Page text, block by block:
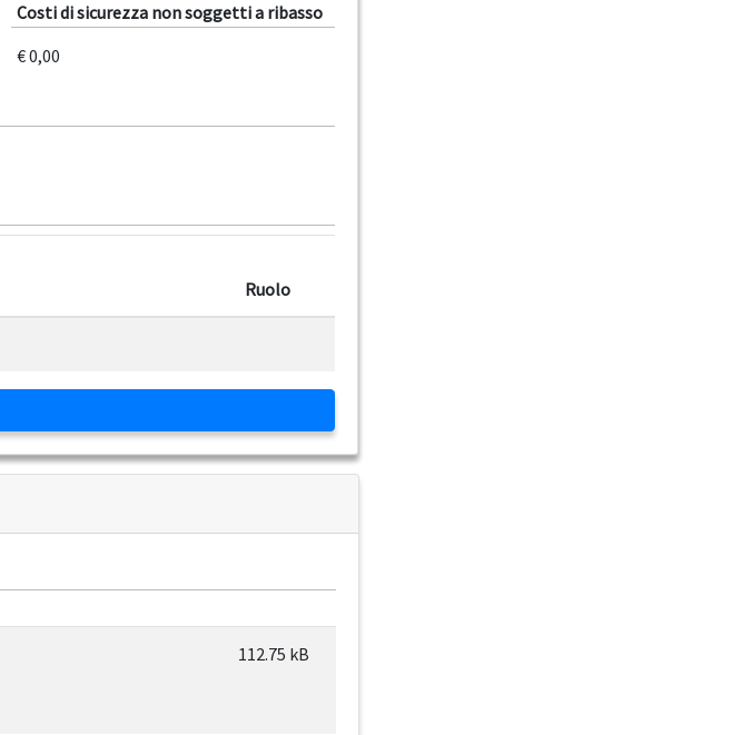
Costi di sicurezza non soggetti a ribasso
€ 0,00
Ruolo
112.75 kB